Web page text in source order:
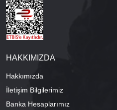
HAKKIMIZDA
Hakkımızda
İletişim Bilgilerimiz
Banka Hesaplarımız